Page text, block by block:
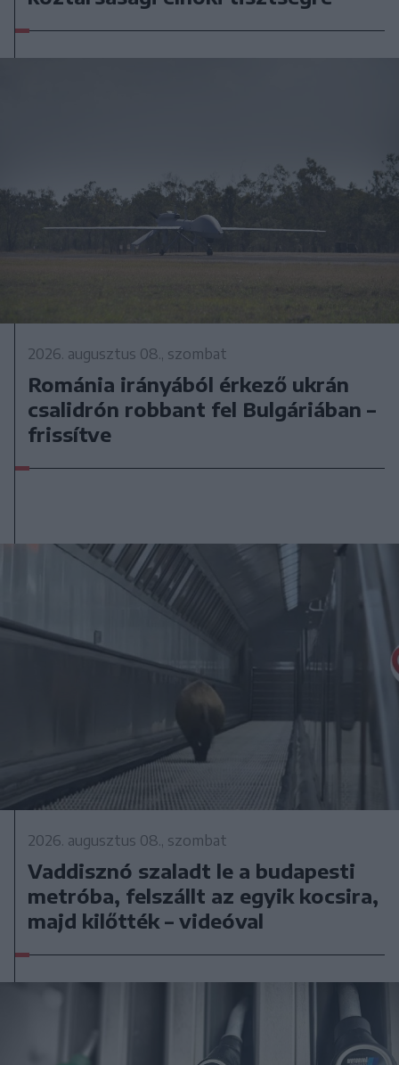
2026. augusztus 08., szombat
Románia irányából érkező ukrán
csalidrón robbant fel Bulgáriában –
frissítve
2026. augusztus 08., szombat
Vaddisznó szaladt le a budapesti
metróba, felszállt az egyik kocsira,
majd kilőtték – videóval